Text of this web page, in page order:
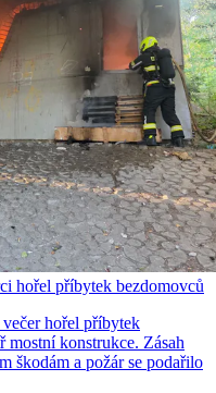
hořel příbytek bezdomovců
hořel příbytek
konstrukce. Zásah
škodám a požár se podařilo